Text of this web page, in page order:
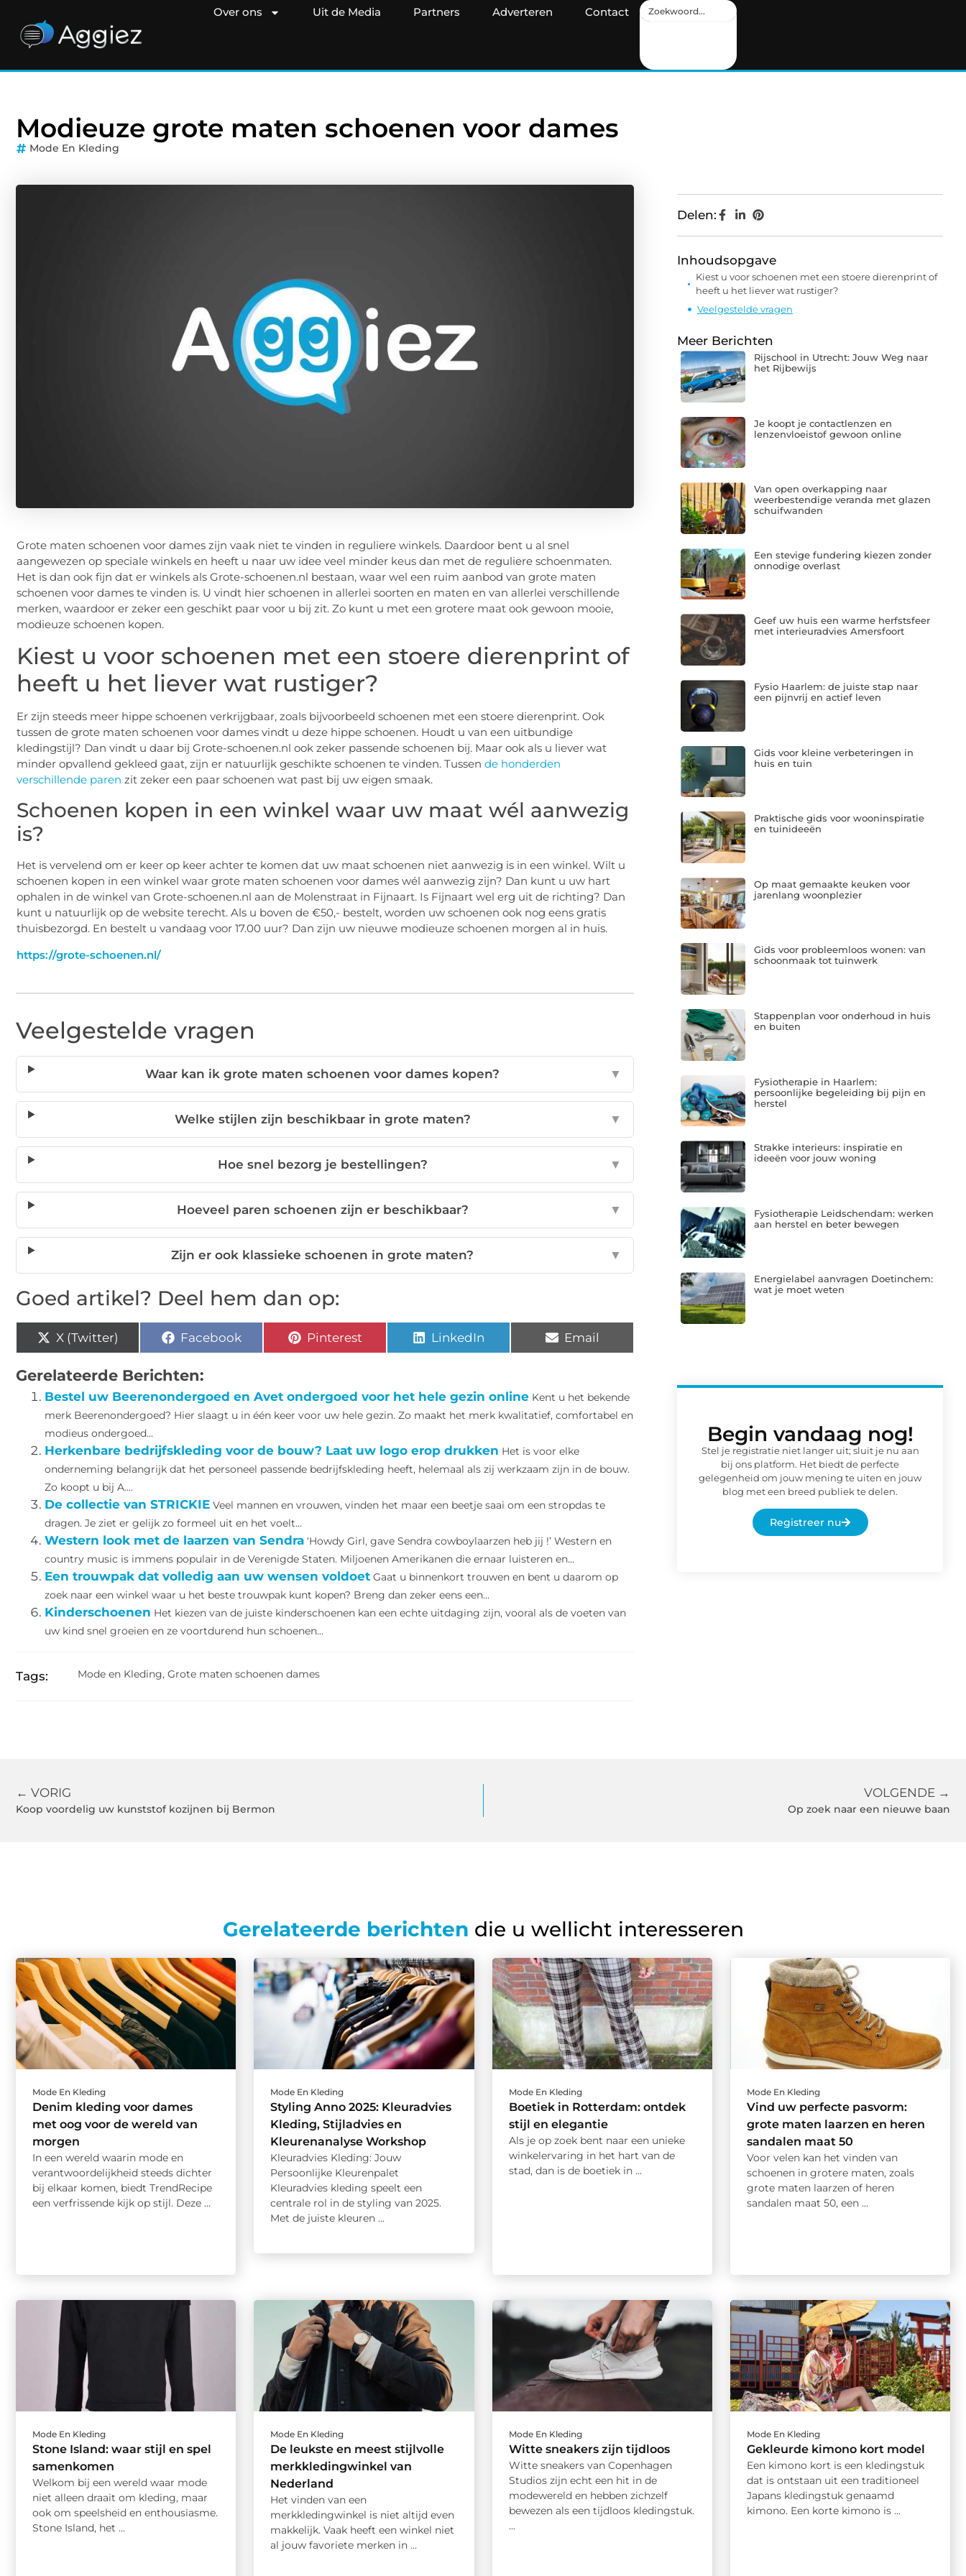
Over ons Uit de Media Partners Adverteren Contact
Modieuze grote maten schoenen voor dames
Mode En Kleding
Grote maten schoenen voor dames zijn vaak niet te vinden in reguliere winkels. Daardoor bent u al snel
aangewezen op speciale winkels en heeft u naar uw idee veel minder keus dan met de reguliere schoenmaten.
Het is dan ook fijn dat er winkels als Grote-schoenen.nl bestaan, waar wel een ruim aanbod van grote maten
schoenen voor dames te vinden is. U vindt hier schoenen in allerlei soorten en maten en van allerlei verschillende
merken, waardoor er zeker een geschikt paar voor u bij zit. Zo kunt u met een grotere maat ook gewoon mooie,
modieuze schoenen kopen.
Kiest u voor schoenen met een stoere dierenprint of
heeft u het liever wat rustiger?
Er zijn steeds meer hippe schoenen verkrijgbaar, zoals bijvoorbeeld schoenen met een stoere dierenprint. Ook
tussen de grote maten schoenen voor dames vindt u deze hippe schoenen. Houdt u van een uitbundige
kledingstijl? Dan vindt u daar bij Grote-schoenen.nl ook zeker passende schoenen bij. Maar ook als u liever wat
minder opvallend gekleed gaat, zijn er natuurlijk geschikte schoenen te vinden. Tussen de honderden
verschillende paren zit zeker een paar schoenen wat past bij uw eigen smaak.
Schoenen kopen in een winkel waar uw maat wél aanwezig
is?
Het is vervelend om er keer op keer achter te komen dat uw maat schoenen niet aanwezig is in een winkel. Wilt u
schoenen kopen in een winkel waar grote maten schoenen voor dames wél aanwezig zijn? Dan kunt u uw hart
ophalen in de winkel van Grote-schoenen.nl aan de Molenstraat in Fijnaart. Is Fijnaart wel erg uit de richting? Dan
kunt u natuurlijk op de website terecht. Als u boven de €50,- bestelt, worden uw schoenen ook nog eens gratis
thuisbezorgd. En bestelt u vandaag voor 17.00 uur? Dan zijn uw nieuwe modieuze schoenen morgen al in huis.
https://grote-schoenen.nl/
Veelgestelde vragen
Waar kan ik grote maten schoenen voor dames kopen? ▼
Welke stijlen zijn beschikbaar in grote maten? ▼
Hoe snel bezorg je bestellingen? ▼
Hoeveel paren schoenen zijn er beschikbaar? ▼
Zijn er ook klassieke schoenen in grote maten? ▼
Goed artikel? Deel hem dan op:
X (Twitter) Facebook Pinterest LinkedIn Email
Gerelateerde Berichten:
Bestel uw Beerenondergoed en Avet ondergoed voor het hele gezin online Kent u het bekende
merk Beerenondergoed? Hier slaagt u in één keer voor uw hele gezin. Zo maakt het merk kwalitatief, comfortabel en
modieus ondergoed...
Herkenbare bedrijfskleding voor de bouw? Laat uw logo erop drukken Het is voor elke
onderneming belangrijk dat het personeel passende bedrijfskleding heeft, helemaal als zij werkzaam zijn in de bouw.
Zo koopt u bij A....
De collectie van STRICKIE Veel mannen en vrouwen, vinden het maar een beetje saai om een stropdas te
dragen. Je ziet er gelijk zo formeel uit en het voelt...
Western look met de laarzen van Sendra ‘Howdy Girl, gave Sendra cowboylaarzen heb jij !’ Western en
country music is immens populair in de Verenigde Staten. Miljoenen Amerikanen die ernaar luisteren en...
Een trouwpak dat volledig aan uw wensen voldoet Gaat u binnenkort trouwen en bent u daarom op
zoek naar een winkel waar u het beste trouwpak kunt kopen? Breng dan zeker eens een...
Kinderschoenen Het kiezen van de juiste kinderschoenen kan een echte uitdaging zijn, vooral als de voeten van
uw kind snel groeien en ze voortdurend hun schoenen...
Tags: Mode en Kleding, Grote maten schoenen dames
Delen:
Inhoudsopgave
Kiest u voor schoenen met een stoere dierenprint of
heeft u het liever wat rustiger?
Veelgestelde vragen
Meer Berichten
Rijschool in Utrecht: Jouw Weg naar
het Rijbewijs
Je koopt je contactlenzen en
lenzenvloeistof gewoon online
Van open overkapping naar
weerbestendige veranda met glazen
schuifwanden
Een stevige fundering kiezen zonder
onnodige overlast
Geef uw huis een warme herfstsfeer
met interieuradvies Amersfoort
Fysio Haarlem: de juiste stap naar
een pijnvrij en actief leven
Gids voor kleine verbeteringen in
huis en tuin
Praktische gids voor wooninspiratie
en tuinideeën
Op maat gemaakte keuken voor
jarenlang woonplezier
Gids voor probleemloos wonen: van
schoonmaak tot tuinwerk
Stappenplan voor onderhoud in huis
en buiten
Fysiotherapie in Haarlem:
persoonlijke begeleiding bij pijn en
herstel
Strakke interieurs: inspiratie en
ideeën voor jouw woning
Fysiotherapie Leidschendam: werken
aan herstel en beter bewegen
Energielabel aanvragen Doetinchem:
wat je moet weten
Begin vandaag nog!
Stel je registratie niet langer uit; sluit je nu aan
bij ons platform. Het biedt de perfecte
gelegenheid om jouw mening te uiten en jouw
blog met een breed publiek te delen.
Registreer nu
← VORIG
Koop voordelig uw kunststof kozijnen bij Bermon
VOLGENDE →
Op zoek naar een nieuwe baan
Gerelateerde berichten die u wellicht interesseren
Mode En Kleding
Denim kleding voor dames
met oog voor de wereld van
morgen
In een wereld waarin mode en
verantwoordelijkheid steeds dichter
bij elkaar komen, biedt TrendRecipe
een verfrissende kijk op stijl. Deze ...
Mode En Kleding
Styling Anno 2025: Kleuradvies
Kleding, Stijladvies en
Kleurenanalyse Workshop
Kleuradvies Kleding: Jouw
Persoonlijke Kleurenpalet
Kleuradvies kleding speelt een
centrale rol in de styling van 2025.
Met de juiste kleuren ...
Mode En Kleding
Boetiek in Rotterdam: ontdek
stijl en elegantie
Als je op zoek bent naar een unieke
winkelervaring in het hart van de
stad, dan is de boetiek in ...
Mode En Kleding
Vind uw perfecte pasvorm:
grote maten laarzen en heren
sandalen maat 50
Voor velen kan het vinden van
schoenen in grotere maten, zoals
grote maten laarzen of heren
sandalen maat 50, een ...
Mode En Kleding
Stone Island: waar stijl en spel
samenkomen
Welkom bij een wereld waar mode
niet alleen draait om kleding, maar
ook om speelsheid en enthousiasme.
Stone Island, het ...
Mode En Kleding
De leukste en meest stijlvolle
merkkledingwinkel van
Nederland
Het vinden van een
merkkledingwinkel is niet altijd even
makkelijk. Vaak heeft een winkel niet
al jouw favoriete merken in ...
Mode En Kleding
Witte sneakers zijn tijdloos
Witte sneakers van Copenhagen
Studios zijn echt een hit in de
modewereld en hebben zichzelf
bewezen als een tijdloos kledingstuk.
...
Mode En Kleding
Gekleurde kimono kort model
Een kimono kort is een kledingstuk
dat is ontstaan uit een traditioneel
Japans kledingstuk genaamd
kimono. Een korte kimono is ...